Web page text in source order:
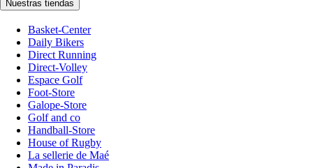
Nuestras tiendas
Basket-Center
Daily Bikers
Direct Running
Direct-Volley
Espace Golf
Foot-Store
Galope-Store
Golf and co
Handball-Store
House of Rugby
La sellerie de Maé